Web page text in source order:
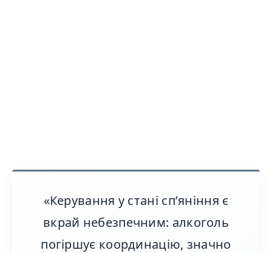
«Керування у стані сп’яніння є
вкрай небезпечним: алкоголь
погіршує координацію, значно